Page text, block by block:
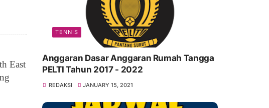
East
TENNIS
Anggaran Dasar Anggaran Rumah Tangga
PELTI Tahun 2017 - 2022
REDAKSI JANUARY 15, 2021